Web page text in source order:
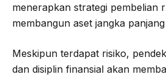
menerapkan strategi pembelian
membangun aset jangka
Meskipun terdapat risiko,
dan disiplin finansial akan